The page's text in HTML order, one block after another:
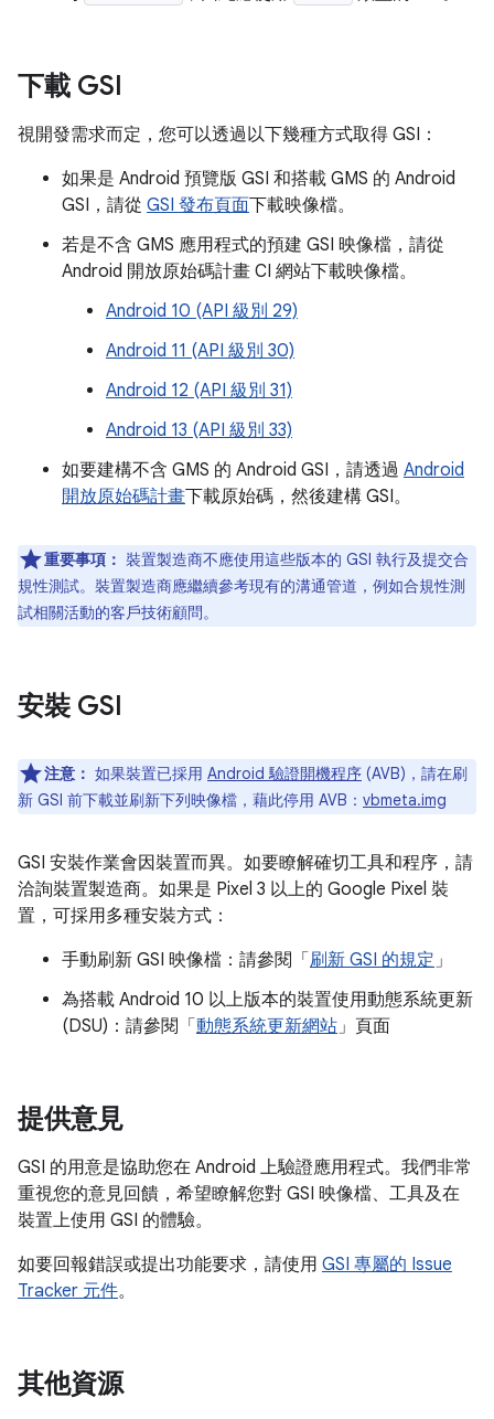
下載 GSI
視開發需求而定，您可以透過以下幾種方式取得 GSI：
如果是 Android 預覽版 GSI 和搭載 GMS 的 Android
GSI，請從 GSI 發布頁面下載映像檔。
若是不含 GMS 應用程式的預建 GSI 映像檔，請從
Android 開放原始碼計畫 CI 網站下載映像檔。
Android 10 (API 級別 29)
Android 11 (API 級別 30)
Android 12 (API 級別 31)
Android 13 (API 級別 33)
如要建構不含 GMS 的 Android GSI，請透過 Android
開放原始碼計畫下載原始碼，然後建構 GSI。
重要事項： 裝置製造商不應使用這些版本的 GSI 執行及提交合
規性測試。裝置製造商應繼續參考現有的溝通管道，例如合規性測
試相關活動的客戶技術顧問。
安裝 GSI
注意： 如果裝置已採用 Android 驗證開機程序 (AVB)，請在刷
新 GSI 前下載並刷新下列映像檔，藉此停用 AVB： vbmeta.img
GSI 安裝作業會因裝置而異。如要瞭解確切工具和程序，請
洽詢裝置製造商。如果是 Pixel 3 以上的 Google Pixel 裝
置，可採用多種安裝方式：
手動刷新 GSI 映像檔：請參閱「刷新 GSI 的規定 」
為搭載 Android 10 以上版本的裝置使用動態系統更新
(DSU)：請參閱「動態系統更新網站 」頁面
提供意見
GSI 的用意是協助您在 Android 上驗證應用程式。我們非常
重視您的意見回饋，希望瞭解您對 GSI 映像檔、工具及在
裝置上使用 GSI 的體驗。
如要回報錯誤或提出功能要求，請使用 GSI 專屬的 Issue
Tracker 元件。
其他資源